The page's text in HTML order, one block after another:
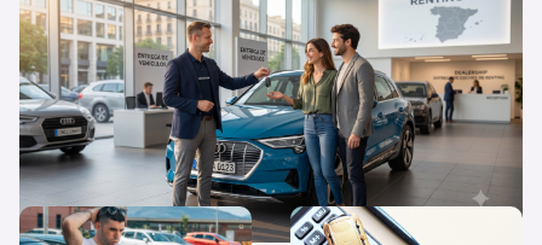
renting triunfa cada vez más en España?
¿Qué diferencias hay entre
Quiero un coche nuevo… ¿lo